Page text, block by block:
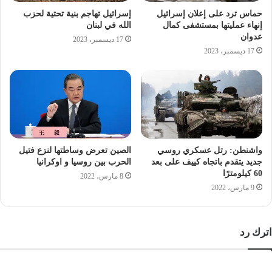
سابقة لم يتوقعها اقرب المقىبين لترامب ليهتز عرش
الماسونية وبدأ تساقط الاوراق في امريكا لتعلن مصر امها
دولة ذات سيادة ولن تكسر مهما طال الزمن
ترامب جريده المصرى الديمقراطى
مراسلات يكشف
حماس ترد على إعلان إسرائيل
إنهاء عمليتها بمستشفى كمال
عدوان
17 ديسمبر، 2023
إسرائيل تهاجم بنية تحتية لحزب
الله في لبنان
17 ديسمبر، 2023
واشنطن: رتل عسكري روسي
جديد يتقدم باتجاه كييف على بعد
60 كيلومترًا
9 مارس، 2022
الصين تعرض وساطتها لنزع فتيل
الحرب بين روسيا و اوكرانيا
8 مارس، 2022
اترك رد